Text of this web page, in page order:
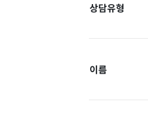
상담유형
이름